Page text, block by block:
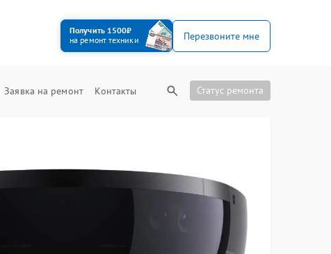
Получить 1500₽
на ремонт техники
Перезвоните мне
Заявка на ремонт Контакты Статус ремонта